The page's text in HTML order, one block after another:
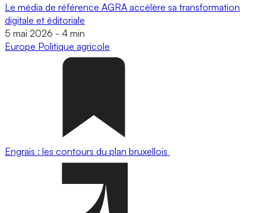
Le média de référence AGRA accélère sa transformation
digitale et éditoriale
5 mai 2026 - 4 min
Europe Politique agricole
Engrais : les contours du plan bruxellois